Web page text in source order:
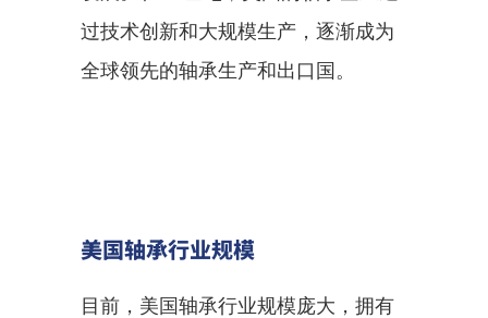
过技术创新和大规模生产，逐渐成为
全球领先的轴承生产和出口国。
美国轴承行业规模
目前，美国轴承行业规模庞大，拥有